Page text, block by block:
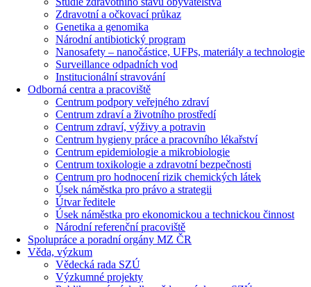
Zdravotní a očkovací průkaz
Genetika a genomika
Národní antibiotický program
Nanosafety – nanočástice, UFPs, materiály a technologie
Surveillance odpadních vod
Institucionální stravování
Odborná centra a pracoviště
Centrum podpory veřejného zdraví
Centrum zdraví a životního prostředí
Centrum zdraví, výživy a potravin
Centrum hygieny práce a pracovního lékařství
Centrum epidemiologie a mikrobiologie
Centrum toxikologie a zdravotní bezpečnosti
Centrum pro hodnocení rizik chemických látek
Úsek náměstka pro právo a strategii
Útvar ředitele
Úsek náměstka pro ekonomickou a technickou činnost
Národní referenční pracoviště
Spolupráce a poradní orgány MZ ČR
Věda, výzkum
Vědecká rada SZÚ
Výzkumné projekty